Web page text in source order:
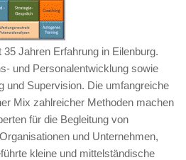
Jahren Erfahrung in Eilenburg.
und Personalentwicklung sowie
und Supervision. Die umfangreiche
Mix zahlreicher Methoden machen
für die Begleitung von
und Unternehmen,
kleine und mittelständische